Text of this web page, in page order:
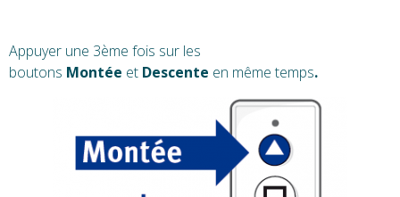
Appuyer une 3ème fois sur les
boutons Montée et Descente en même temps.